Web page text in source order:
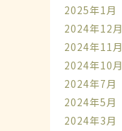
2025年1月
2024年12月
2024年11月
2024年10月
2024年7月
2024年5月
2024年3月